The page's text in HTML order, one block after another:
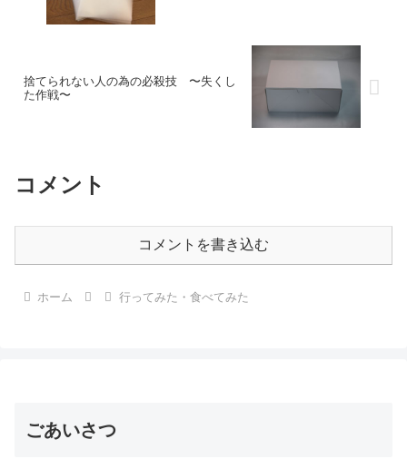
捨てられない人の為の必殺技 〜失くし
た作戦〜
コメント
コメントを書き込む
ホーム 行ってみた・食べてみた
ごあいさつ